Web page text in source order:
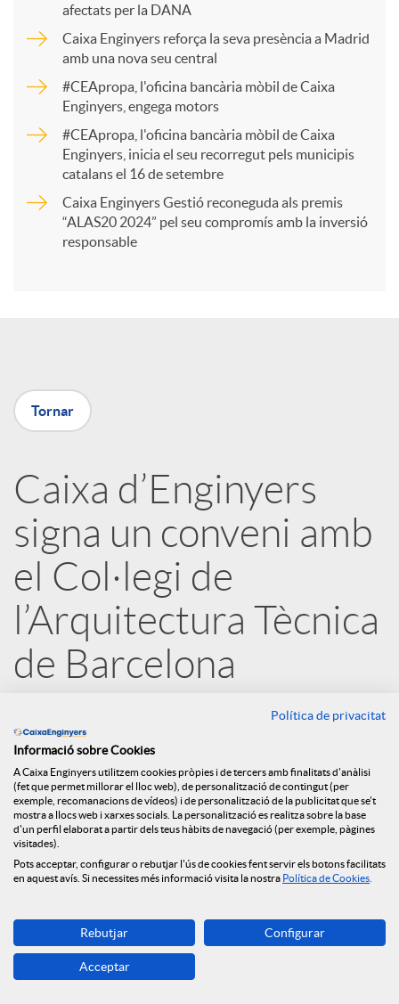
p
a
r
t
X
a
r
x
e
S
o
c
i
afectats per la DANA
Caixa Enginyers reforça la seva presència a Madrid
amb una nova seu central
#CEApropa, l'oficina bancària mòbil de Caixa
Enginyers, engega motors
#CEApropa, l'oficina bancària mòbil de Caixa
Enginyers, inicia el seu recorregut pels municipis
catalans el 16 de setembre
Caixa Enginyers Gestió reconeguda als premis
“ALAS20 2024” pel seu compromís amb la inversió
responsable
Tornar
Caixa d’Enginyers
signa un conveni amb
el Col·legi de
l’Arquitectura Tècnica
de Barcelona
Amb aquest conveni, lligat a les ajudes
dels Fons Next Generation EU i a
través del Préstec ECO Rehabilita,
Caixa d’Enginyers reafirma el seu
compromís amb la promoció de la
aposta per un món més sostenible. En
el marc d’aquesta col·laboració,
Política de privacitat
Informació sobre Cookies
A Caixa Enginyers utilitzem cookies pròpies i de tercers amb finalitats d'anàlisi
(fet que permet millorar el lloc web), de personalització de contingut (per
exemple, recomanacions de vídeos) i de personalització de la publicitat que se't
mostra a llocs web i xarxes socials. La personalització es realitza sobre la base
d'un perfil elaborat a partir dels teus hàbits de navegació (per exemple, pàgines
visitades).
Pots acceptar, configurar o rebutjar l'ús de cookies fent servir els botons facilitats
en aquest avís. Si necessites més informació visita la nostra Política de Cookies
Rebutjar Configurar
Acceptar